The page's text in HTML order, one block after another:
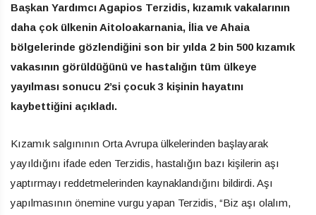
Başkan Yardımcı Agapios Terzidis, kızamık vakalarının
daha çok ülkenin Aitoloakarnania, İlia ve Ahaia
bölgelerinde gözlendiğini son bir yılda 2 bin 500 kızamık
vakasının görüldüğünü ve hastalığın tüm ülkeye
yayılması sonucu 2’si çocuk 3 kişinin hayatını
kaybettiğini açıkladı.
Kızamık salgınının Orta Avrupa ülkelerinden başlayarak
yayıldığını ifade eden Terzidis, hastalığın bazı kişilerin aşı
yaptırmayı reddetmelerinden kaynaklandığını bildirdi. Aşı
yapılmasının önemine vurgu yapan Terzidis, “Biz aşı olalım,